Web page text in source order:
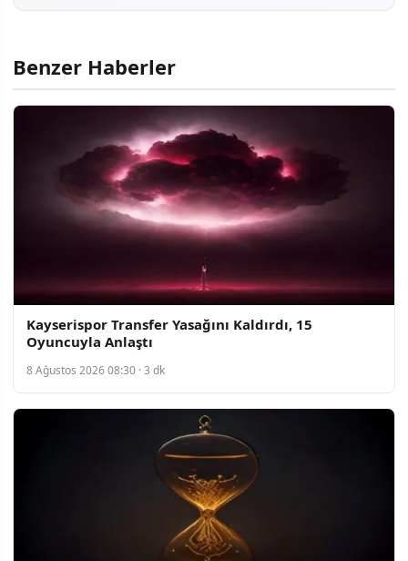
Benzer Haberler
Kayserispor Transfer Yasağını Kaldırdı, 15
Oyuncuyla Anlaştı
8 Ağustos 2026 08:30 · 3 dk